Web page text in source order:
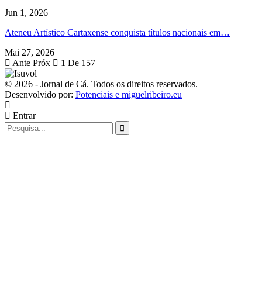
Jun 1, 2026
Ateneu Artístico Cartaxense conquista títulos nacionais em…
Mai 27, 2026
Ante Próx 1 De 157
© 2026 - Jornal de Cá. Todos os direitos reservados.
Desenvolvido por: Potenciais e miguelribeiro.eu
Entrar